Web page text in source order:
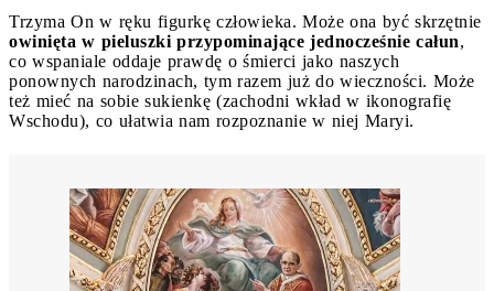
Trzyma On w ręku figurkę człowieka. Może ona być skrzętnie
owinięta w pieluszki przypominające jednocześnie całun,
co wspaniale oddaje prawdę o śmierci jako naszych
ponownych narodzinach, tym razem już do wieczności. Może
też mieć na sobie sukienkę (zachodni wkład w ikonografię
Wschodu), co ułatwia nam rozpoznanie w niej Maryi.